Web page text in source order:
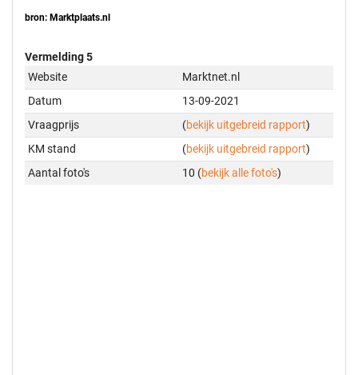
bron: Marktplaats.nl
Vermelding 5
Website
Marktnet.nl
Datum
13-09-2021
Vraagprijs
(bekijk uitgebreid rapport)
KM stand
(bekijk uitgebreid rapport)
Aantal foto's
10 (bekijk alle foto's)